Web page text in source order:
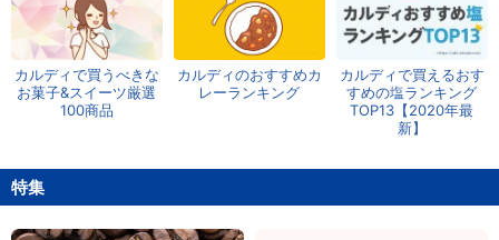
カルディで買うべきな
お菓子&スイーツ厳選
100商品
カルディのおすすめカ
レーランキング
カルディで買えるおす
すめの塩ランキング
TOP13【2020年最
新】
特集